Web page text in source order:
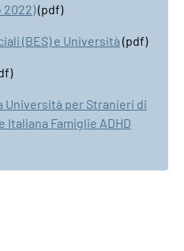
2022)(pdf)
(BES) e Università (pdf)
Università per Stranieri di
Italiana Famiglie ADHD